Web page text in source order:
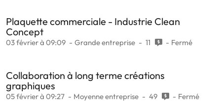
Plaquette commerciale - Industrie Clean
Concept
03 février à 09:09 Grande entreprise 11 Fermé
Collaboration à long terme créations
graphiques
05 février à 09:27 Moyenne entreprise 49 Fermé